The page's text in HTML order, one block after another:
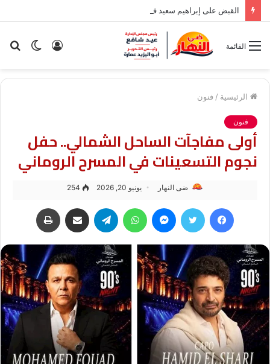
القبض على إبراهيم سعيد في مدينة نصر بسبب قضية نفقة
الوضع تسجيل
القائمة
الرئيسية / فنون
فنون
أولى مفاجآت الساحل الشمالي.. حفل
نجوم التسعينات في المسرح الروماني
ضى النهار يونيو 20, 2026 254
فيسبوك تويتر ماسنجر واتساب تيلقرام مشاركة عبر البريد